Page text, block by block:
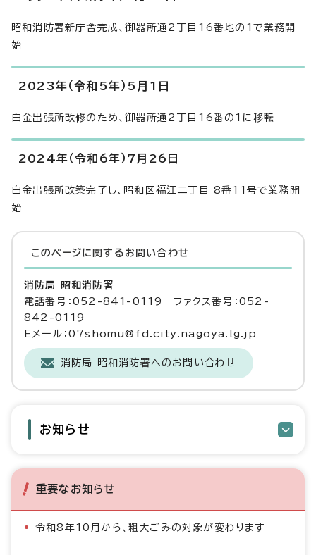
昭和消防署新庁舎完成、御器所通2丁目16番地の1で業務開
始
2023年（令和5年）5月1日
白金出張所改修のため、御器所通2丁目16番の1に移転
2024年（令和6年）7月26日
白金出張所改築完了し、昭和区福江二丁目 8番11号で業務開
始
このページに関する お問い合わせ
消防局 昭和消防署
電話番号：052-841-0119 ファクス番号：052-
842-0119
Eメール：07shomu@fd.city.nagoya.lg.jp
消防局 昭和消防署へのお問い合わせ
お知らせ
重要なお知らせ
令和8年10月から、粗大ごみの対象が変わります